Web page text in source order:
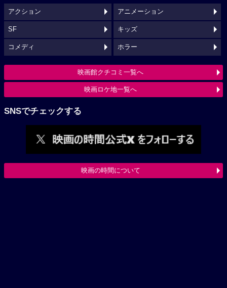
アクション アニメーション
SF キッズ
コメディ ホラー
映画館クチコミ一覧へ
映画ロケ地一覧へ
SNSでチェックする
映画の時間について